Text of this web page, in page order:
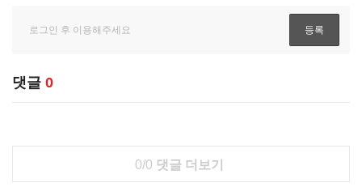
댓글 0
0/0 댓글 더보기